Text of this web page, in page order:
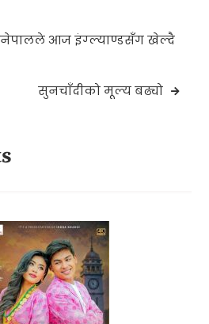
नेपालले आज इंग्ल्याण्डसँग खेल्दै
सुनचाँदीको मूल्य बढ्यो